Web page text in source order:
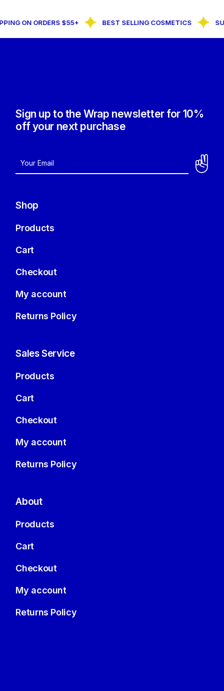
ON ORDERS $55+ BEST SELLING COSMETICS
Sign up to the Wrap newsletter for 10%
off your next purchase
Shop
Products
Cart
Checkout
My account
Returns Policy
Sales Service
Products
Cart
Checkout
My account
Returns Policy
About
Products
Cart
Checkout
My account
Returns Policy